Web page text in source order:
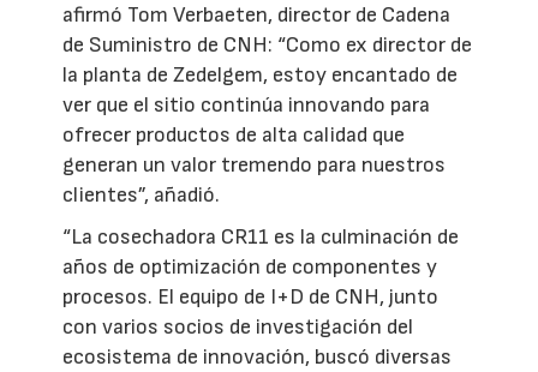
afirmó Tom Verbaeten, director de Cadena
de Suministro de CNH: “Como ex director de
la planta de Zedelgem, estoy encantado de
ver que el sitio continúa innovando para
ofrecer productos de alta calidad que
generan un valor tremendo para nuestros
clientes”, añadió.
“La cosechadora CR11 es la culminación de
años de optimización de componentes y
procesos. El equipo de I+D de CNH, junto
con varios socios de investigación del
ecosistema de innovación, buscó diversas